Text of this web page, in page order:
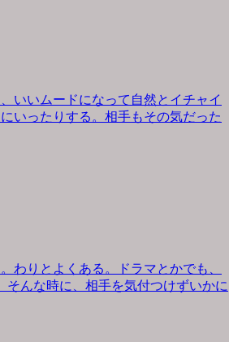
いいムードになって自然とイチャイ
いったりする。相手もその気だった
わりとよくある。ドラマとかでも、
そんな時に、相手を気付つけずいかに